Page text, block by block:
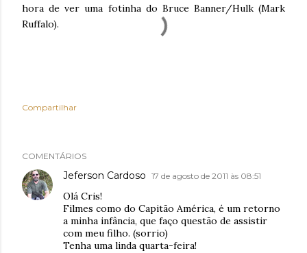
hora de ver uma fotinha do Bruce Banner/Hulk (Mark
Ruffalo).
Compartilhar
COMENTÁRIOS
Jeferson Cardoso 17 de agosto de 2011 às 08:51
Olá Cris!
Filmes como do Capitão América, é um retorno
a minha infância, que faço questão de assistir
com meu filho. (sorrio)
Tenha uma linda quarta-feira!